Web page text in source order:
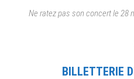
Ne ratez pas son concert le 28
BILLETTERIE